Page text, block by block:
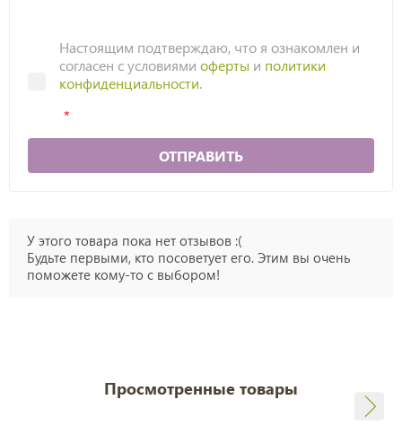
Настоящим подтверждаю, что я ознакомлен и
согласен с условиями оферты и политики
конфиденциальности.
ОТПРАВИТЬ
У этого товара пока нет отзывов :(
Будьте первыми, кто посоветует его. Этим вы очень
поможете кому-то с выбором!
Просмотренные товары